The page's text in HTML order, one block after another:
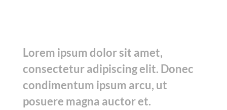
Lorem ipsum dolor sit amet,
consectetur adipiscing elit. Donec
condimentum ipsum arcu, ut
posuere magna auctor et.